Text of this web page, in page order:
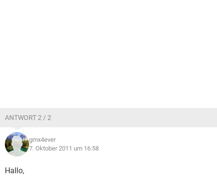
ANTWORT 2 / 2
gmx4ever
7. Oktober 2011 um 16:58
Hallo,